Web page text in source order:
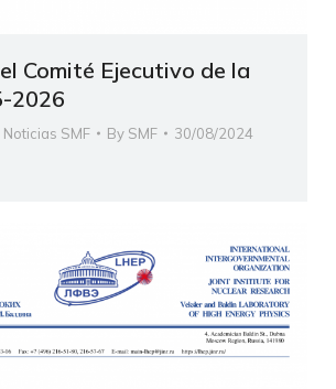
Comité Ejecutivo de la
2026
Noticias SMF By SMF 30/08/2024